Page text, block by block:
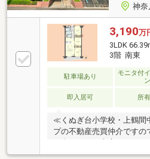
神奈
3,190万
3LDK
3階 南東
駐車場あり
モニタ付
ン
即入居可 所
≪くぬぎ台小学校・上鶴間
プの不動産売買仲介ですの
を楽しみにご来店頂ければ
違いをご堪能下さい。～